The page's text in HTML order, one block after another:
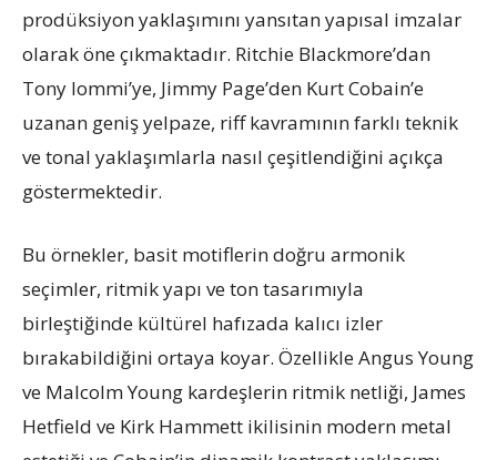
prodüksiyon yaklaşımını yansıtan yapısal imzalar
olarak öne çıkmaktadır. Ritchie Blackmore’dan
Tony Iommi’ye, Jimmy Page’den Kurt Cobain’e
uzanan geniş yelpaze, riff kavramının farklı teknik
ve tonal yaklaşımlarla nasıl çeşitlendiğini açıkça
göstermektedir.
Bu örnekler, basit motiflerin doğru armonik
seçimler, ritmik yapı ve ton tasarımıyla
birleştiğinde kültürel hafızada kalıcı izler
bırakabildiğini ortaya koyar. Özellikle Angus Young
ve Malcolm Young kardeşlerin ritmik netliği, James
Hetfield ve Kirk Hammett ikilisinin modern metal